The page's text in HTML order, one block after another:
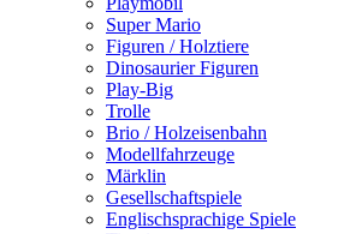
Super Mario
Figuren / Holztiere
Dinosaurier Figuren
Play-Big
Trolle
Brio / Holzeisenbahn
Modellfahrzeuge
Märklin
Gesellschaftspiele
Englischsprachige Spiele